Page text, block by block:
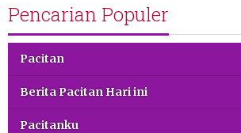
Pencarian Populer
Pacitan
Berita Pacitan Hari ini
Pacitanku